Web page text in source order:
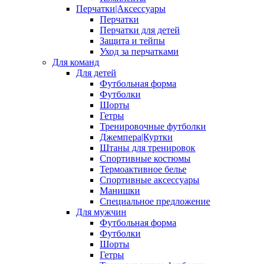
Перчатки|Аксессуары
Перчатки
Перчатки для детей
Защита и тейпы
Уход за перчатками
Для команд
Для детей
Футбольная форма
Футболки
Шорты
Гетры
Тренировочные футболки
Джемпера|Куртки
Штаны для тренировок
Спортивные костюмы
Термоактивное белье
Спортивные аксессуары
Манишки
Специальное предложение
Для мужчин
Футбольная форма
Футболки
Шорты
Гетры